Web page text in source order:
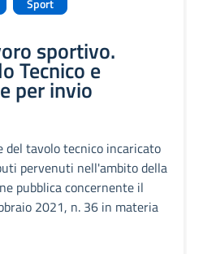
Sport
sportivo.
Tecnico e
per invio
tavolo tecnico incaricato
pervenuti nell'ambito della
pubblica concernente il
2021, n. 36 in materia